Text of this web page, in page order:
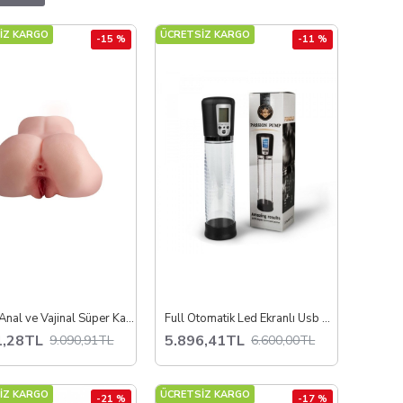
keşfedebilir, daha konforlu ve etkili bir deneyim elde
KARGO -15 %
5.5 kg Anal ve Vajinal Süper Kalça Mastürbatör
9.090,91TL
ÜCRETSİZ KARGO -11 %
Full Otomatik Led Ekranlı Usb Şarjlı Güçlü Penis Pompası
5.896,41TL 6.600,00TL
KARGO -21 % ÜCRETSİZ KARGO -17 %